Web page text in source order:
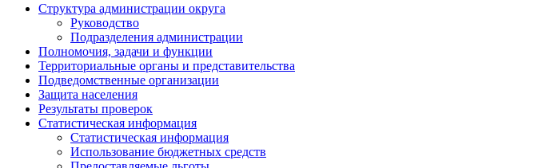
Структура администрации округа
Руководство
Подразделения администрации
Полномочия, задачи и функции
Территориальные органы и представительства
Подведомственные организации
Защита населения
Результаты проверок
Статистическая информация
Статистическая информация
Использование бюджетных средств